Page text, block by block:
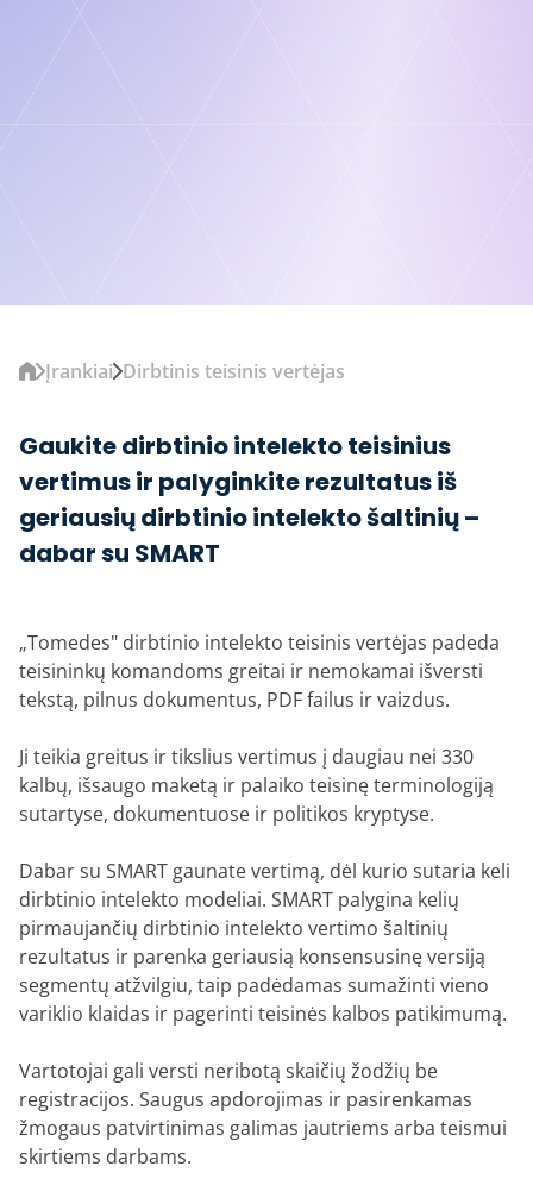
Įrankiai Dirbtinis teisinis vertėjas
Gaukite dirbtinio intelekto teisinius
vertimus ir palyginkite rezultatus iš
geriausių dirbtinio intelekto šaltinių –
dabar su SMART
„Tomedes" dirbtinio intelekto teisinis vertėjas padeda
teisininkų komandoms greitai ir nemokamai išversti
tekstą, pilnus dokumentus, PDF failus ir vaizdus.
Ji teikia greitus ir tikslius vertimus į daugiau nei 330
kalbų, išsaugo maketą ir palaiko teisinę terminologiją
sutartyse, dokumentuose ir politikos kryptyse.
Dabar su SMART gaunate vertimą, dėl kurio sutaria keli
dirbtinio intelekto modeliai. SMART palygina kelių
pirmaujančių dirbtinio intelekto vertimo šaltinių
rezultatus ir parenka geriausią konsensusinę versiją
segmentų atžvilgiu, taip padėdamas sumažinti vieno
variklio klaidas ir pagerinti teisinės kalbos patikimumą.
Vartotojai gali versti neribotą skaičių žodžių be
registracijos. Saugus apdorojimas ir pasirenkamas
žmogaus patvirtinimas galimas jautriems arba teismui
skirtiems darbams.